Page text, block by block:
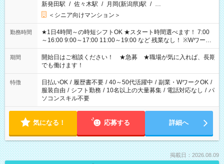
新発田駅 / 佐々木駅 / 月岡(新潟県)駅 / …
＜シニア向けマンション＞
勤務時間
★1日4時間～の時短シフトOK ★スタート時間選べます！ 7:00
～16:00 9:00～17:00 11:00～19:00 など 残業なし！ ※Wワーク
の場合、他のお仕事と合わせ週40時間超の就業はご案内できま
せん ※法令に基づき、週20時間以上勤務は社会保険への加入対
象となります ※労働者派遣法（日雇い派遣の原則禁止）によ
り、短時間・短期間の就業はご案内が難しい場合があります
期間
開始日はご相談ください！ ★急募 ★職場が気に入れば、長期
でも働けます！
特徴 日払いOK / 履歴書不要 / 40～50代活躍中 / 副業・WワークOK /
服装自由 / シフト勤務 / 10名以上の大量募集 / 電話対応なし / パ
ソコンスキル不要
気になる！ 応募する 詳細へ
掲載日：2026.08.09